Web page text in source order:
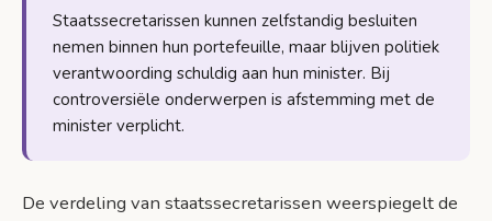
Staatssecretarissen kunnen zelfstandig besluiten
nemen binnen hun portefeuille, maar blijven politiek
verantwoording schuldig aan hun minister. Bij
controversiële onderwerpen is afstemming met de
minister verplicht.
De verdeling van staatssecretarissen weerspiegelt de